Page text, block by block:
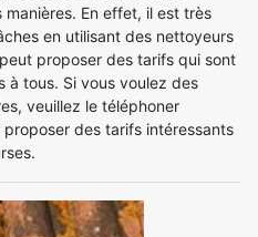
En effet, il est très
en utilisant des nettoyeurs
proposer des tarifs qui sont
à tous. Si vous voulez des
veuillez le téléphoner
des tarifs intéressants